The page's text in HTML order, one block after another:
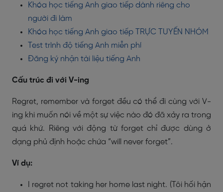
Khóa học tiếng Anh giao tiếp dành riêng cho
người đi làm
Khóa học tiếng Anh giao tiếp TRỰC TUYẾN NHÓM
Test trình độ tiếng Anh miễn phí
Đăng ký nhận tài liệu tiếng Anh
Cấu trúc đi với V-ing
Regret, remember và forget đều có thể đi cùng với V-
ing khi muốn nói về một sự việc nào đó đã xảy ra trong
quá khứ. Riêng với động từ forget chỉ được dùng ở
dạng phủ định hoặc chứa “will never forget”.
Ví dụ:
I regret not taking her home last night. (Tôi hối hận